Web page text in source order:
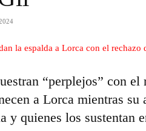
“perplejos” con
a Lorca mientras
y quienes los sustentan